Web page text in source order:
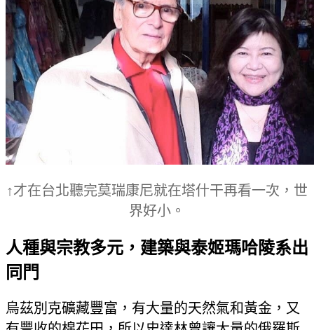
↑才在台北聽完莫瑞康尼就在塔什干再看一次，世
界好小。
人種與宗教多元，建築與泰姬瑪哈陵系出
同門
烏茲別克礦藏豐富，有大量的天然氣和黃金，又